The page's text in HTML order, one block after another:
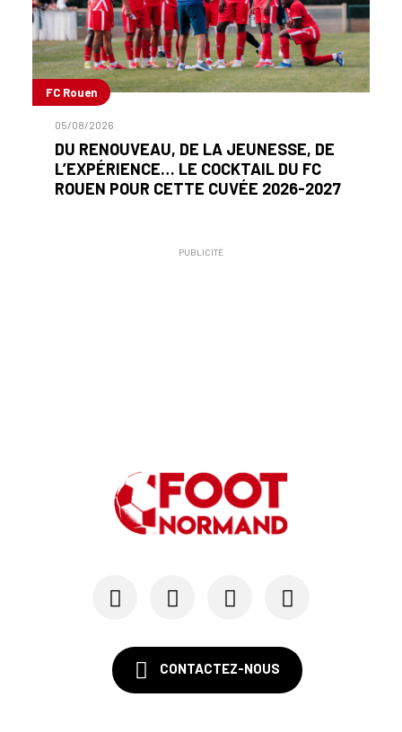
FC Rouen
05/08/2026
DU RENOUVEAU, DE LA JEUNESSE, DE
L’EXPÉRIENCE… LE COCKTAIL DU FC
ROUEN POUR CETTE CUVÉE 2026-2027
PUBLICITÉ
CONTACTEZ-NOUS